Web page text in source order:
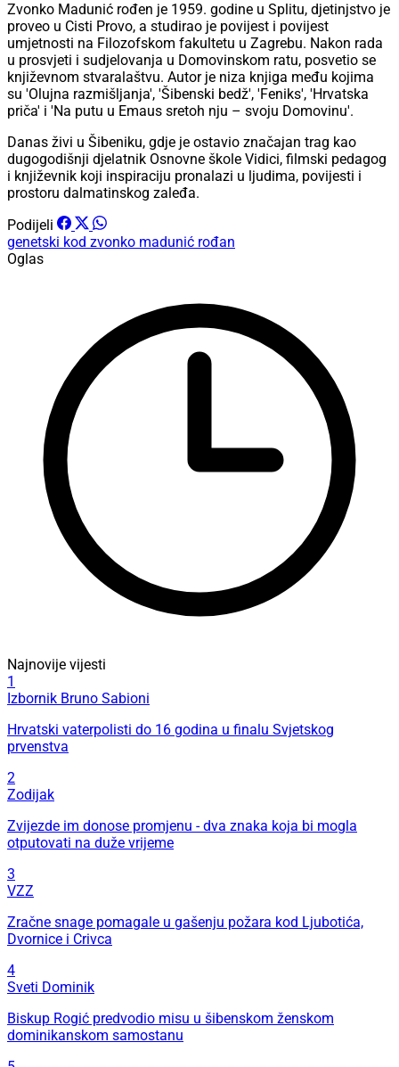
Zvonko Madunić rođen je 1959. godine u Splitu, djetinjstvo je
proveo u Cisti Provo, a studirao je povijest i povijest
umjetnosti na Filozofskom fakultetu u Zagrebu. Nakon rada
u prosvjeti i sudjelovanja u Domovinskom ratu, posvetio se
književnom stvaralaštvu. Autor je niza knjiga među kojima
su 'Olujna razmišljanja', 'Šibenski bedž', 'Feniks', 'Hrvatska
priča' i 'Na putu u Emaus sretoh nju – svoju Domovinu'.
Danas živi u Šibeniku, gdje je ostavio značajan trag kao
dugogodišnji djelatnik Osnovne škole Vidici, filmski pedagog
i književnik koji inspiraciju pronalazi u ljudima, povijesti i
prostoru dalmatinskog zaleđa.
Podijeli
genetski kod zvonko madunić rođan
Oglas
Najnovije vijesti
1
Izbornik Bruno Sabioni
Hrvatski vaterpolisti do 16 godina u finalu Svjetskog
prvenstva
2
Zodijak
Zvijezde im donose promjenu - dva znaka koja bi mogla
otputovati na duže vrijeme
3
VZZ
Zračne snage pomagale u gašenju požara kod Ljubotića,
Dvornice i Crivca
4
Sveti Dominik
Biskup Rogić predvodio misu u šibenskom ženskom
dominikanskom samostanu